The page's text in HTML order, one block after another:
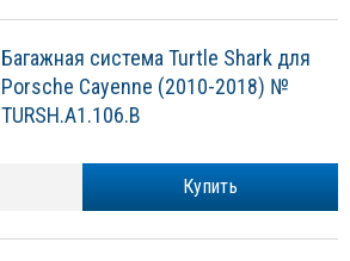
Багажная система Turtle Shark для
Porsche Cayenne (2010-2018) №
TURSH.A1.106.B
Купить